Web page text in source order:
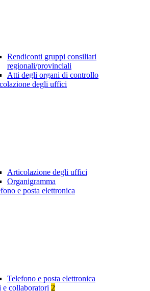
Rendiconti gruppi consiliari
regionali/provinciali
Atti degli organi di controllo
degli uffici
Articolazione degli uffici
Organigramma
e posta elettronica
Telefono e posta elettronica
e collaboratori 2